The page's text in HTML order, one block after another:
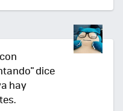
TEA
R
dice
hay